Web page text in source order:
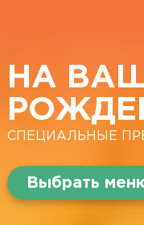
НА
СПЕЦИАЛЬНЫЕ
Выбрать